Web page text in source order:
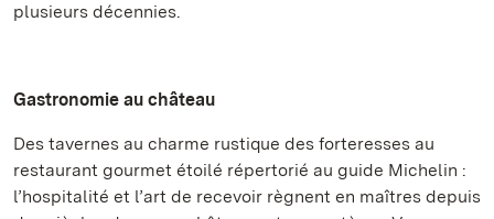
plusieurs décennies.
Gastronomie au château
Des tavernes au charme rustique des forteresses au
restaurant gourmet étoilé répertorié au guide Michelin :
l’hospitalité et l’art de recevoir règnent en maîtres depuis